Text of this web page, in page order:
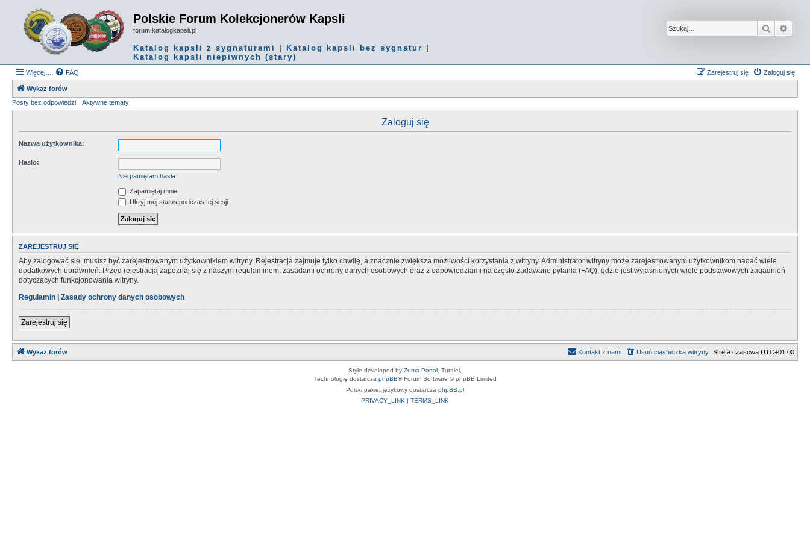
Polskie Forum Kolekcjonerów Kapsli
forum.katalogkapsli.pl
Katalog kapsli z sygnaturami Katalog kapsli bez sygnatur
Katalog kapsli niepiwnych (stary)
Szukaj
Więcej… FAQ Zaloguj się
Zarejestruj się
Wykaz forów
Posty bez odpowiedzi
Aktywne tematy
Zaloguj się
Nazwa użytkownika:
Hasło:
Nie pamiętam hasła
Zapamiętaj mnie
Ukryj mój status podczas tej sesji
ZAREJESTRUJ SIĘ
Aby zalogować się, musisz być zarejestrowanym użytkownikiem witryny. Rejestracja zajmuje tylko chwilę, a znacznie zwiększa możliwości korzystania z witryny. Administrator witryny może zarejestrowanym użytkownikom nadać wiele
dodatkowych uprawnień. Przed rejestracją zapoznaj się z naszym regulaminem, zasadami ochrony danych osobowych oraz z odpowiedziami na często zadawane pytania (FAQ), gdzie jest wyjaśnionych wiele podstawowych zagadnień
dotyczących funkcjonowania witryny.
Regulamin | Zasady ochrony danych osobowych
Zarejestruj się
Wykaz forów Strefa czasowa UTC+01:00
Usuń ciasteczka witryny
Kontakt z nami
Style developed by Zuma Portal , Turaiel,
Technologię dostarcza phpBB® Forum Software © phpBB Limited
Polski pakiet językowy dostarcza phpBB.pl
PRIVACY_LINK | TERMS_LINK